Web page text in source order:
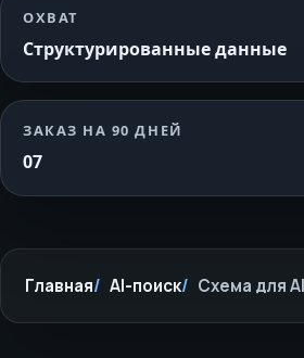
ОХВАТ
Структурированные данные
ЗАКАЗ НА 90 ДНЕЙ
07
Главная AI-поиск Схема для